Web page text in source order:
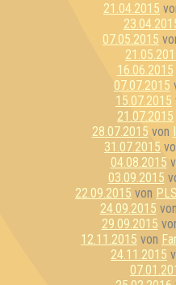
21.04.2015
07.05.2015
16.06.2015
07.07.2015
15.07.2015
21.07.2015
28.07.2015 von
31.07.2015
04.08.2015
03.09.2015
22.09.2015 von
24.09.2015 von
29.09.2015
12.11.2015 von
24.11.2015